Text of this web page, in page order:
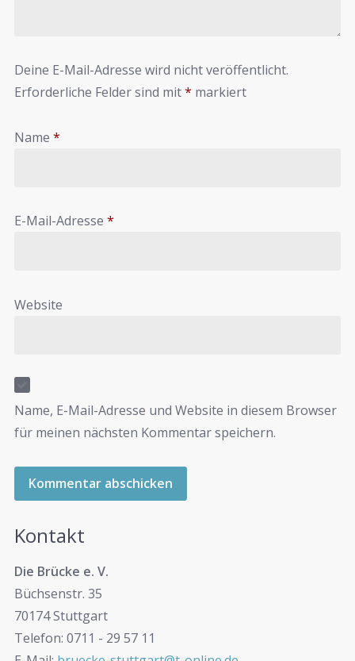
Deine E-Mail-Adresse wird nicht veröffentlicht.
Erforderliche Felder sind mit* markiert
Name *
E-Mail-Adresse *
Website
Name, E-Mail-Adresse und Website in diesem Browser
für meinen nächsten Kommentar speichern.
Kontakt
Die Brücke e. V.
Büchsenstr. 35
70174 Stuttgart
Telefon: 0711 - 29 57 11